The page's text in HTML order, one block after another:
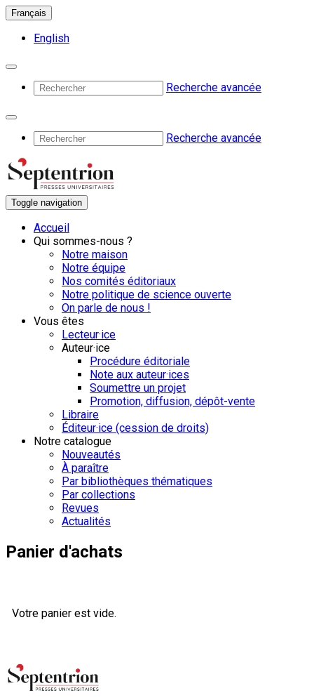
Français
English
Recherche avancée
Recherche avancée
Toggle navigation
Accueil
Qui sommes-nous ?
Notre maison
Notre équipe
Nos comités éditoriaux
Notre politique de science ouverte
On parle de nous !
Vous êtes
Lecteur·ice
Auteur·ice
Procédure éditoriale
Note aux auteur·ices
Soumettre un projet
Promotion, diffusion, dépôt-vente
Libraire
Éditeur·ice (cession de droits)
Notre catalogue
Nouveautés
À paraître
Par bibliothèques thématiques
Par collections
Revues
Actualités
Panier d'achats
Votre panier est vide.